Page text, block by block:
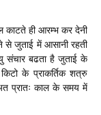
काटते ही आरम्भ कर देनी
से जुताई में आसानी रहती
संचार बढता है जुताई के
के प्राकर्तिक शत्रु
प्रातः काल के समय में